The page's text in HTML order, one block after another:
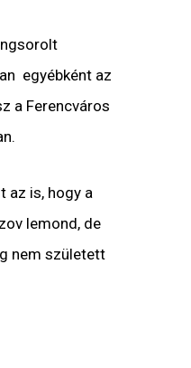
egyébként az
a Ferencváros
az is, hogy a
lemond, de
nem született